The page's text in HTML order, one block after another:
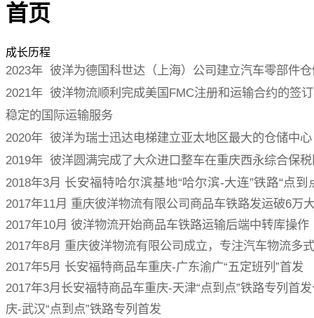
首页
成长历程
2023年 彼洋为德国科世达（上海）公司建立汽车零部件
2021年 彼洋物流顺利完成美国FMC注册和运输合约的签
稳定的国际运输服务
2020年 彼洋为瑞士迅达电梯建立亚太地区最大的仓储中心
2019年 彼洋圆满完成了大众进口整车在重庆西永综合保
2018年3月 长安福特哈尔滨基地“哈尔滨-大连”铁路“点到
2017年11月 重庆彼洋物流有限公司商品车铁路发运破6万
2017年10月 彼洋物流开始商品车铁路运输后端中转库操作
2017年8月 重庆彼洋物流有限公司成立，专注汽车物流多
2017年5月 长安福特商品车重庆-广东渝广“五定班列”首发
2017年3月长安福特商品车重庆-天津“点到点”铁路专列首
庆-武汉“点到点”铁路专列首发